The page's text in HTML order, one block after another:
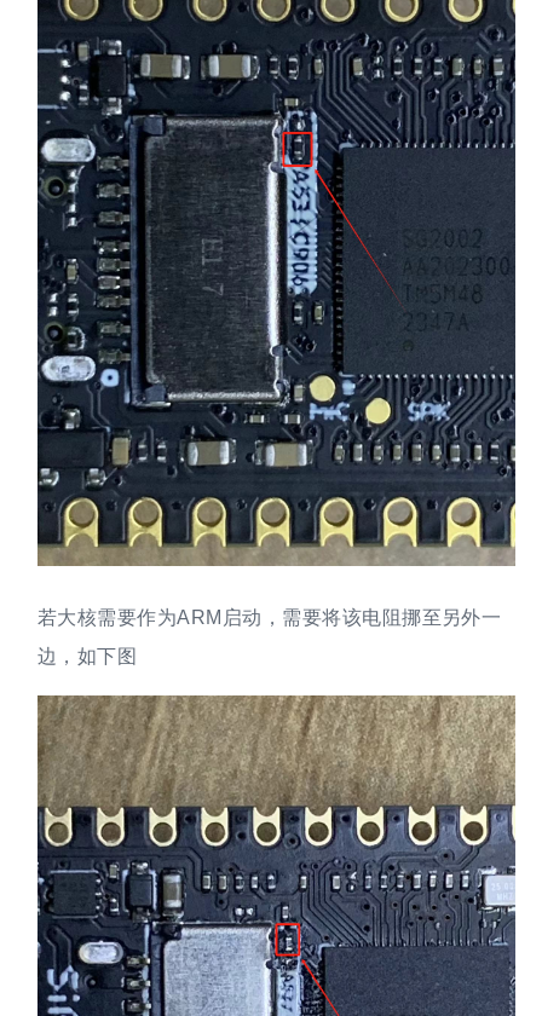
若大核需要作为ARM启动，需要将该电阻挪至另外一
边，如下图